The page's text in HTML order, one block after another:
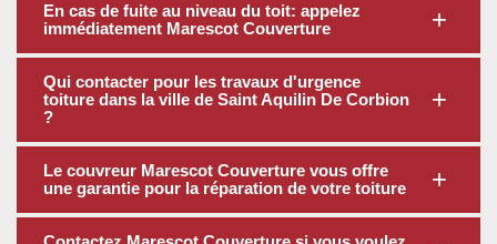
En cas de fuite au niveau du toit: appelez
immédiatement Marescot Couverture
Qui contacter pour les travaux d'urgence
toiture dans la ville de Saint Aquilin De Corbion
?
Le couvreur Marescot Couverture vous offre
une garantie pour la réparation de votre toiture